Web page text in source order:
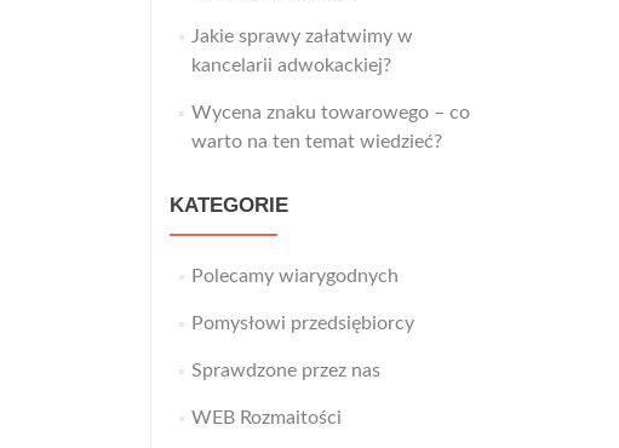
Jakie sprawy załatwimy w
kancelarii adwokackiej?
Wycena znaku towarowego – co
warto na ten temat wiedzieć?
KATEGORIE
Polecamy wiarygodnych
Pomysłowi przedsiębiorcy
Sprawdzone przez nas
WEB Rozmaitości